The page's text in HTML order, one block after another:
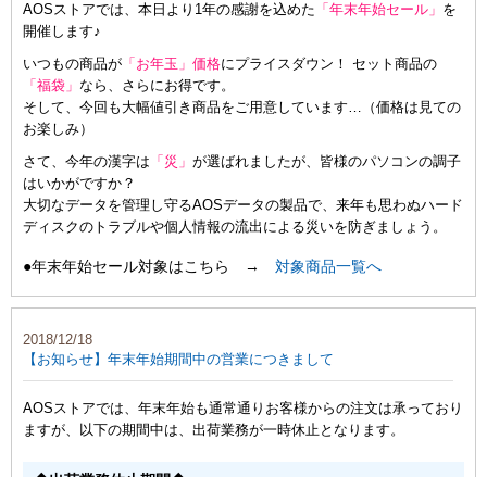
AOSストアでは、本日より1年の感謝を込めた 「年末年始セール」 を
開催します♪
いつもの商品が 「お年玉」価格にプライスダウン！ セット商品の
「福袋」 なら、さらにお得です。
そして、今回も大幅値引き商品をご用意しています…（価格は見ての
お楽しみ）
さて、今年の漢字は 「災」 が選ばれましたが、皆様のパソコンの調子
はいかがですか？
大切なデータを管理し守るAOSデータの製品で、来年も思わぬハード
ディスクのトラブルや個人情報の流出による災いを防ぎましょう。
●年末年始セール対象はこちら → 対象商品一覧へ
2018/12/18
【お知らせ】年末年始期間中の営業につきまして
AOSストアでは、年末年始も通常通りお客様からの注文は承っており
ますが、以下の期間中は、出荷業務が一時休止となります。